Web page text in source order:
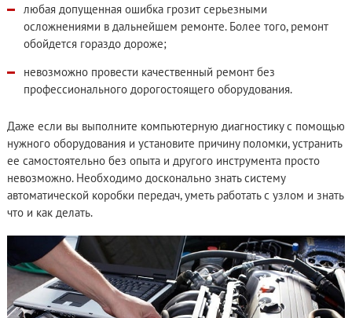
любая допущенная ошибка грозит серьезными
осложнениями в дальнейшем ремонте. Более того, ремонт
обойдется гораздо дороже;
невозможно провести качественный ремонт без
профессионального дорогостоящего оборудования.
Даже если вы выполните компьютерную диагностику с помощью
нужного оборудования и установите причину поломки, устранить
ее самостоятельно без опыта и другого инструмента просто
невозможно. Необходимо досконально знать систему
автоматической коробки передач, уметь работать с узлом и знать
что и как делать.